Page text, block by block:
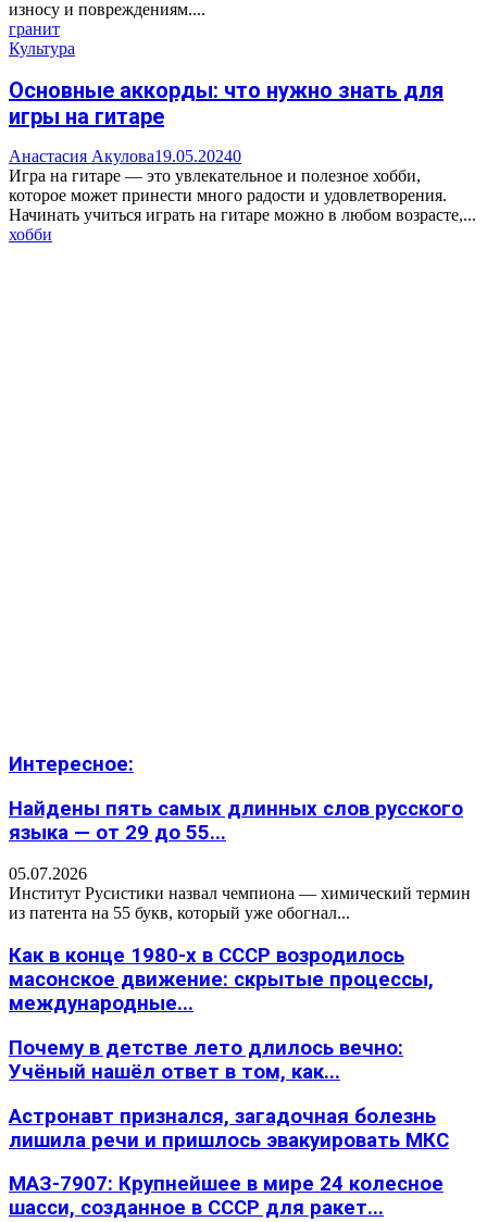
износу и повреждениям....
гранит
Культура
Основные аккорды: что нужно знать для
игры на гитаре
Анастасия Акулова19.05.20240
Игра на гитаре — это увлекательное и полезное хобби,
которое может принести много радости и удовлетворения.
Начинать учиться играть на гитаре можно в любом возрасте,...
хобби
Интересное:
Найдены пять самых длинных слов русского
языка — от 29 до 55...
05.07.2026
Институт Русистики назвал чемпиона — химический термин
из патента на 55 букв, который уже обогнал...
Как в конце 1980-х в СССР возродилось
масонское движение: скрытые процессы,
международные...
Почему в детстве лето длилось вечно:
Учёный нашёл ответ в том, как...
Астронавт признался, загадочная болезнь
лишила речи и пришлось эвакуировать МКС
МАЗ-7907: Крупнейшее в мире 24 колесное
шасси, созданное в СССР для ракет...